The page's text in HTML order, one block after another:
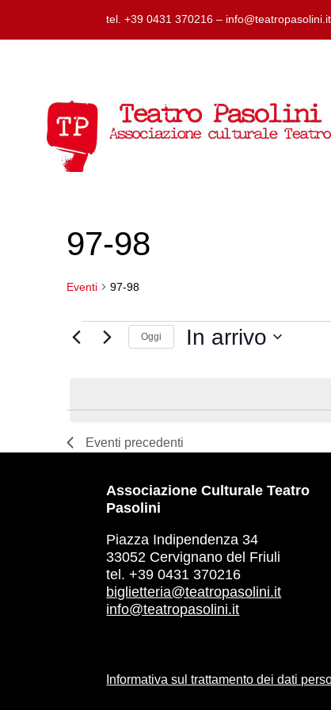
tel. +39 0431 370216 – info@teatropasolini.it
97-98
Eventi 97-98
EventiOggi In arrivo
of
events
Photo
View
Eventi precedenti
Associazione Culturale Teatro
Pasolini
Piazza Indipendenza 34
33052 Cervignano del Friuli
tel. +39 0431 370216
biglietteria@teatropasolini.it
info@teatropasolini.it
Informativa sul trattamento dei dati